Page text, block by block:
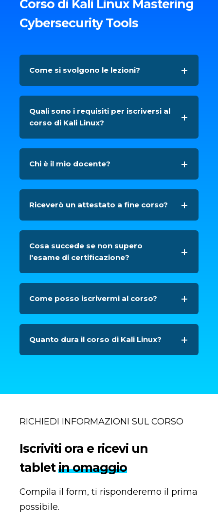
Corso di Kali Linux Mastering
Cybersecurity Tools
Come si svolgono le lezioni?
Quali sono i requisiti per iscriversi al
corso di Kali Linux?
Chi è il mio docente?
Riceverò un attestato a fine corso?
Cosa succede se non supero
l'esame di certificazione?
Come posso iscrivermi al corso?
Quanto dura il corso di Kali Linux?
RICHIEDI INFORMAZIONI SUL CORSO
Iscriviti ora e ricevi un
tablet in omaggio
Compila il form, ti risponderemo il prima
possibile.